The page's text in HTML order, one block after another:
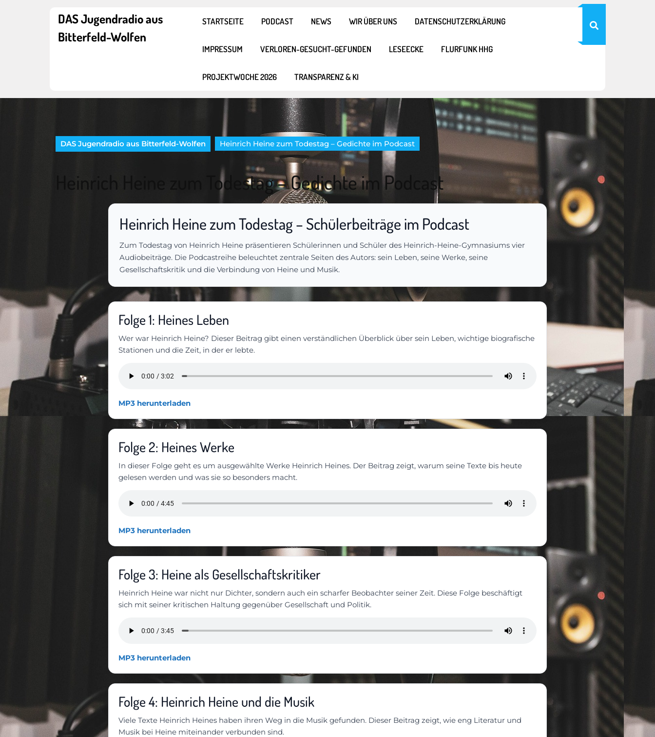
DAS Jugendradio aus
Bitterfeld-Wolfen
STARTSEITE PODCAST NEWS WIR ÜBER UNS DATENSCHUTZERKLÄRUNG
IMPRESSUM VERLOREN-GESUCHT-GEFUNDEN LESEECKE FLURFUNK HHG
PROJEKTWOCHE 2026 TRANSPARENZ & KI
DAS Jugendradio aus Bitterfeld-Wolfen Heinrich Heine zum Todestag – Gedichte im Podcast
Heinrich Heine zum Todestag – Gedichte im Podcast
Heinrich Heine zum Todestag – Schülerbeiträge im Podcast
Zum Todestag von Heinrich Heine präsentieren Schülerinnen und Schüler des Heinrich-Heine-Gymnasiums vier
Audiobeiträge. Die Podcastreihe beleuchtet zentrale Seiten des Autors: sein Leben, seine Werke, seine
Gesellschaftskritik und die Verbindung von Heine und Musik.
Folge 1: Heines Leben
Wer war Heinrich Heine? Dieser Beitrag gibt einen verständlichen Überblick über sein Leben, wichtige biografische
Stationen und die Zeit, in der er lebte.
MP3 herunterladen
Folge 2: Heines Werke
In dieser Folge geht es um ausgewählte Werke Heinrich Heines. Der Beitrag zeigt, warum seine Texte bis heute
gelesen werden und was sie so besonders macht.
MP3 herunterladen
Folge 3: Heine als Gesellschaftskritiker
Heinrich Heine war nicht nur Dichter, sondern auch ein scharfer Beobachter seiner Zeit. Diese Folge beschäftigt
sich mit seiner kritischen Haltung gegenüber Gesellschaft und Politik.
MP3 herunterladen
Folge 4: Heinrich Heine und die Musik
Viele Texte Heinrich Heines haben ihren Weg in die Musik gefunden. Dieser Beitrag zeigt, wie eng Literatur und
Musik bei Heine miteinander verbunden sind.